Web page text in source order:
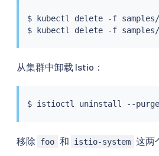
$ kubectl
delete -f
$
kubectl
从集群中卸载 Istio：
$ istioctl
移除 foo 和 istio-system 这两